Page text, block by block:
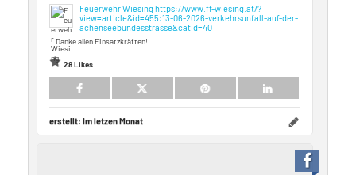
Feuerwehr Wiesinghttps://www.ff-wiesing.at/?
view=article&id=455:13-06-2026-verkehrsunfall-auf-der-
achenseebundesstrasse&catid=40
Danke allen Einsatzkräften!
28 Likes
erstellt: Im letzen Monat